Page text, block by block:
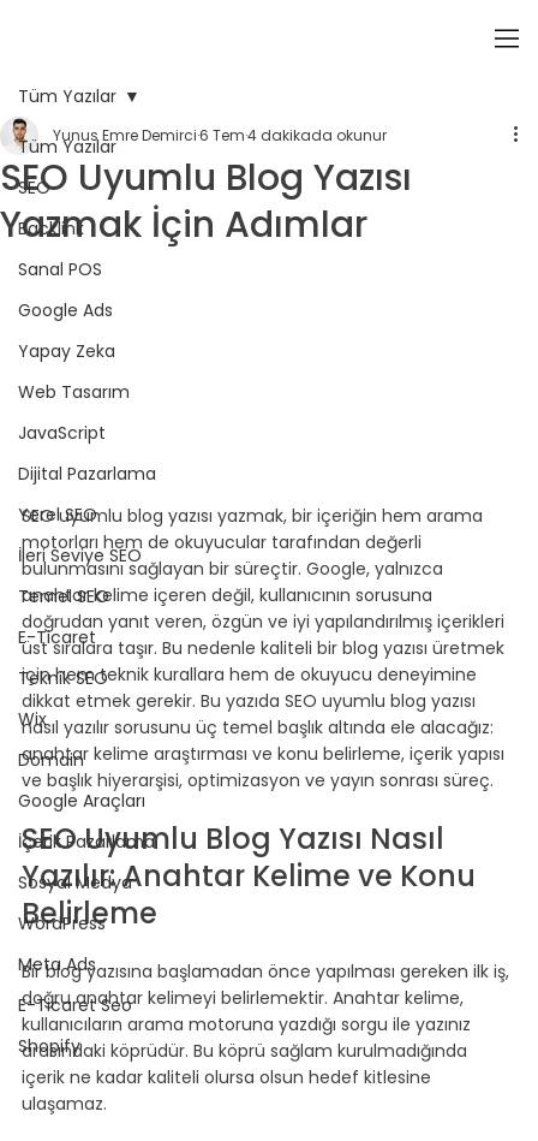
Tüm Yazılar
SEO
Backlink
Sanal POS
Google Ads
Yapay Zeka
Web Tasarım
JavaScript
Dijital Pazarlama
Yerel SEO
İleri Seviye SEO
Temel SEO
E-Ticaret
Teknik SEO
Wix
Domain
Google Araçları
İçerik Pazarlama
Sosyal Medya
WordPress
Meta Ads
E-Ticaret Seo
Shopify
Tüm Yazılar
SEO Uyumlu Blog Yazısı
Yazmak İçin Adımlar
Yunus Emre Demirci6 Tem4 dakikada okunur
SEO uyumlu blog yazısı yazmak, bir içeriğin hem arama
motorları hem de okuyucular tarafından değerli
bulunmasını sağlayan bir süreçtir. Google, yalnızca
anahtar kelime içeren değil, kullanıcının sorusuna
doğrudan yanıt veren, özgün ve iyi yapılandırılmış içerikleri
üst sıralara taşır. Bu nedenle kaliteli bir blog yazısı üretmek
için hem teknik kurallara hem de okuyucu deneyimine
dikkat etmek gerekir. Bu yazıda SEO uyumlu blog yazısı
nasıl yazılır sorusunu üç temel başlık altında ele alacağız:
anahtar kelime araştırması ve konu belirleme, içerik yapısı
ve başlık hiyerarşisi, optimizasyon ve yayın sonrası süreç.
SEO Uyumlu Blog Yazısı Nasıl
Yazılır: Anahtar Kelime ve Konu
Belirleme
Bir blog yazısına başlamadan önce yapılması gereken ilk iş,
doğru anahtar kelimeyi belirlemektir. Anahtar kelime,
kullanıcıların arama motoruna yazdığı sorgu ile yazınız
arasındaki köprüdür. Bu köprü sağlam kurulmadığında
içerik ne kadar kaliteli olursa olsun hedef kitlesine
ulaşamaz.